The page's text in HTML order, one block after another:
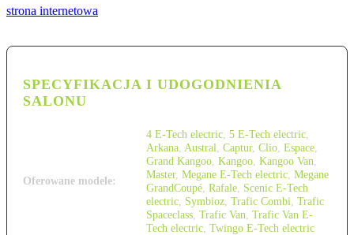
strona internetowa
SPECYFIKACJA I UDOGODNIENIA
SALONU
Oferowane modele:
4 E-Tech electric 5 E-Tech electric
Arkana Austral Captur, Clio Espace
Grand Kangoo Kangoo Kangoo Van
Master, Megane E-Tech electric Megane
GrandCoupé Rafale Scenic E-Tech
electric Symbioz Trafic Combi Trafic
Spaceclass Trafic Van Trafic Van E-
Tech electric Twingo E-Tech electric